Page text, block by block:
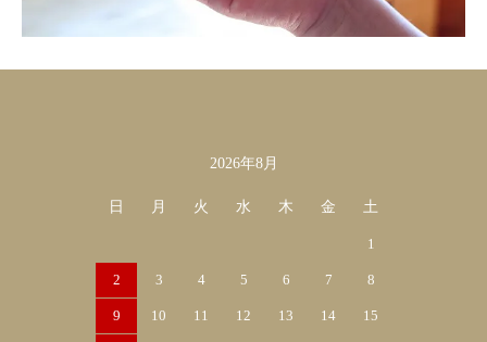
2026年8月
日 月 火 水 木 金 土
1
2 3 4 5 6 7 8
9 10 11 12 13 14 15